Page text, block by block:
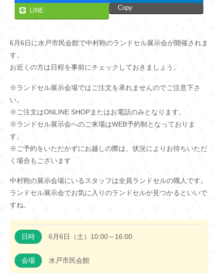
LINE Copy
6月6日に水戸市民会館で中村鞄のランドセル展示会が開催されま
す。
お近くの方は日程を事前にチェックしておきましょう。
※ランドセル展示会場ではご注文を承れませんのでご注意下さ
い。
※ご注文はONLINE SHOPまたはお電話のみとなります。
※ランドセル展示会へのご来場はWEB予約制となっておりま
す。
※ご予約をいただかずにお越しの際は、状況によりお待ちいただ
く場合もございます
中村鞄の展示会場にいるスタッフは全員ランドセルの職人です。
ランドセル展示会でお気に入りのランドセルが見つかるといいで
すね。
日時 6月6日（土）10:00～16:00
会場 水戸市民会館